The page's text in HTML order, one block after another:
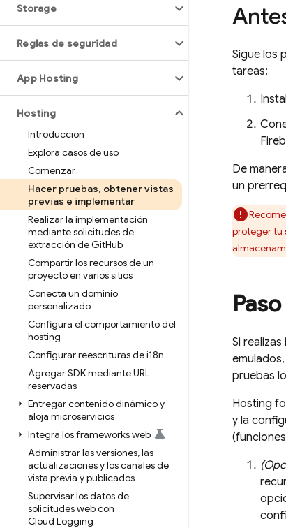
Storage
Reglas de seguridad
App Hosting
Hosting
Introducción
Explora casos de uso
Comenzar
Hacer pruebas, obtener vistas
previas e implementar
Realizar la implementación
mediante solicitudes de
extracción de GitHub
Compartir los recursos de un
proyecto en varios sitios
Conecta un dominio
personalizado
Configura el comportamiento del
hosting
Configurar reescrituras de i18n
Agregar SDK mediante URL
reservadas
Entregar contenido dinámico y
aloja microservicios
Integra los frameworks web
Administrar las versiones,las
actualizaciones y los canales de
vista previa y publicados
Supervisar los datos de
solicitudes web con
Cloud Logging
Sigue los
tareas:
De
un
proteger tu
Paso
Si
pruebas
Hosting
y la